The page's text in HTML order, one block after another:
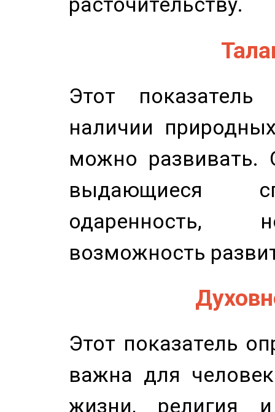
Этот показатель
наличии
можно развивать.
выдающиеся
одаренность,
возможность
Этот показатель
важна для
жизни, религия